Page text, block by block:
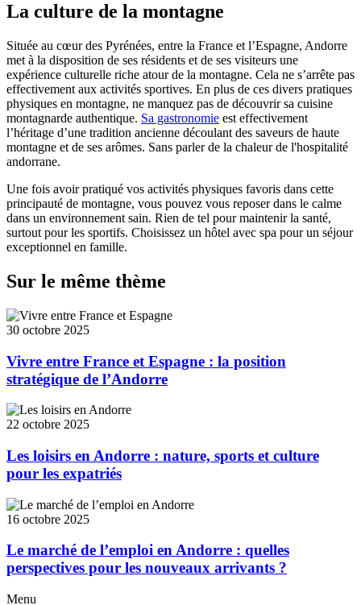
La culture de la montagne
Située au cœur des Pyrénées, entre la France et l’Espagne, Andorre
met à la disposition de ses résidents et de ses visiteurs une
expérience culturelle riche atour de la montagne. Cela ne s’arrête pas
effectivement aux activités sportives. En plus de ces divers pratiques
physiques en montagne, ne manquez pas de découvrir sa cuisine
montagnarde authentique. Sa gastronomie est effectivement
l’héritage d’une tradition ancienne découlant des saveurs de haute
montagne et de ses arômes. Sans parler de la chaleur de l'hospitalité
andorrane.
Une fois avoir pratiqué vos activités physiques favoris dans cette
principauté de montagne, vous pouvez vous reposer dans le calme
dans un environnement sain. Rien de tel pour maintenir la santé,
surtout pour les sportifs. Choisissez un hôtel avec spa pour un séjour
exceptionnel en famille.
Sur le même thème
30 octobre 2025
Vivre entre France et Espagne : la position
stratégique de l’Andorre
22 octobre 2025
Les loisirs en Andorre : nature, sports et culture
pour les expatriés
16 octobre 2025
Le marché de l’emploi en Andorre : quelles
perspectives pour les nouveaux arrivants ?
Menu